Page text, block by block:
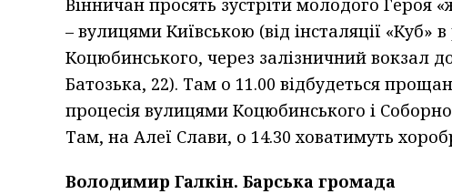
Вінничан просять зустріти молодого Героя
– вулицями Київською (від інсталяції «Куб»
Коцюбинського, через залізничний вокзал
Батозька, 22). Там о 11.00 відбудеться
процесія вулицями Коцюбинського і
Там, на Алеї Слави, о 14.30 ховатимуть
Володимир Галкін. Барська громада